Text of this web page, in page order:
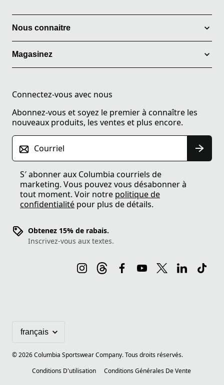
Nous connaitre
Magasinez
Connectez-vous avec nous
Abonnez-vous et soyez le premier à connaître les
nouveaux produits, les ventes et plus encore.
Courriel
S′ abonner aux Columbia courriels de
marketing. Vous pouvez vous désabonner à
tout moment. Voir notre politique de
confidentialité pour plus de détails.
Obtenez 15% de rabais.
Inscrivez-vous aux textes.
©2026Columbia Sportswear Company. Tous droits réservés.
Conditions D'utilisation
Conditions Générales De Vente